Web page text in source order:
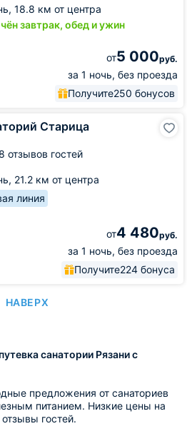
18.8 км от центра
завтрак, обед и ужин
от5 000руб.
за 1 ночь, без проезда
Получите250 бонусов
Старица
отзывов гостей
21.2 км от центра
линия
от4 480руб.
за 1 ночь, без проезда
Получите224 бонуса
НАВЕРХ
санатории Рязани с
предложения от санаториев
питанием. Низкие цены на
гостей.